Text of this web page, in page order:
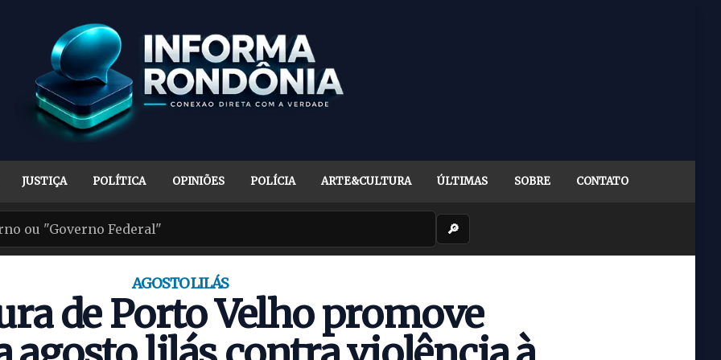
JUSTIÇA POLÍTICA OPINIÕES POLÍCIA ARTE&CULTURA ÚLTIMAS SOBRE CONTATO
🔎
AGOSTO LILÁS
de Porto Velho promove